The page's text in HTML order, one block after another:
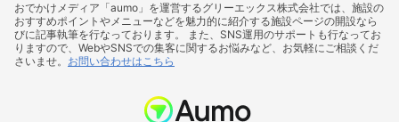
おでかけメディア「aumo」を運営するグリーエックス株式会社では、施設の
おすすめポイントやメニューなどを魅力的に紹介する施設ページの開設なら
びに記事執筆を行なっております。 また、SNS運用のサポートも行なってお
りますので、WebやSNSでの集客に関するお悩みなど、お気軽にご相談くだ
さいませ。 お問い合わせはこちら